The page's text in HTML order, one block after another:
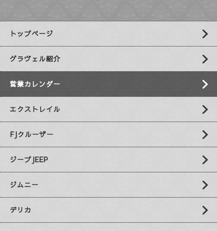
トップページ
グラヴェル紹介
営業カレンダー
エクストレイル
FJクルーザー
ジープJEEP
ジムニー
デリカ